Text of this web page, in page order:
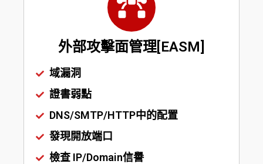
外部攻擊面管理[EASM]
域漏洞
證書弱點
DNS/SMTP/HTTP中的配置
發現開放端口
檢查 IP/Domain信譽